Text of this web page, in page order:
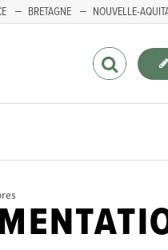
BRETAGNE NOUVELLE-